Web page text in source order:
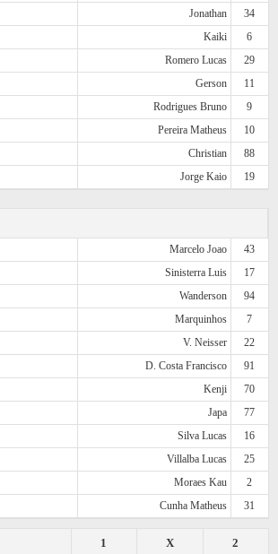
Jonathan
34
Kaiki
6
Romero Lucas
29
Gerson
11
Rodrigues Bruno
9
Pereira Matheus
10
Christian
88
Jorge Kaio 19
Marcelo Joao
43
Sinisterra Luis
17
Wanderson
94
Marquinhos
7
V. Neisser
22
D. Costa Francisco
91
Kenji
70
Japa
77
Silva Lucas
16
Villalba Lucas
25
Moraes Kau
2
Cunha Matheus 31
2
X
1